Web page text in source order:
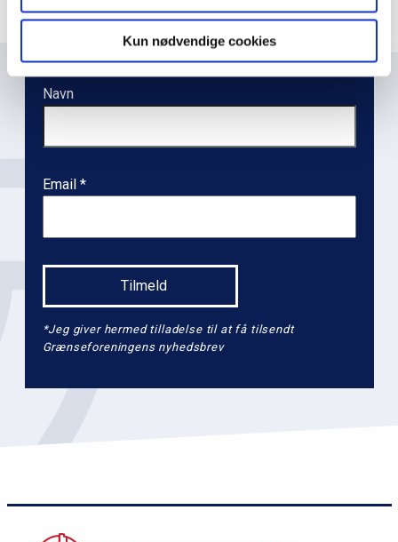
Kun nødvendige cookies
n
Navn
Email
*Jeg giver hermed tilladelse til at få tilsendt
Grænseforeningens nyhedsbrev